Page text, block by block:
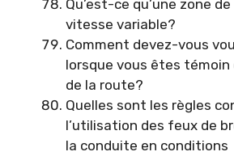
Qu’est-ce qu’une zone
vitesse variable?
Comment devez-vous
lorsque vous êtes témoin
de la route?
Quelles sont les règles
l’utilisation des feux de
la conduite en conditions